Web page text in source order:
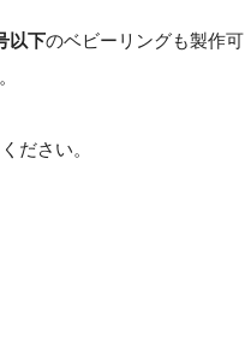
以下のベビーリングも製作可
ださい。